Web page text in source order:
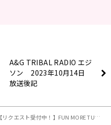
A&G TRIBAL RADIO エジ
ソン 2023年10月14日
放送後記
【リクエスト受付中！】FUN MORE TUNE第29回ランキング振り返り＆第30回 注目楽曲紹介